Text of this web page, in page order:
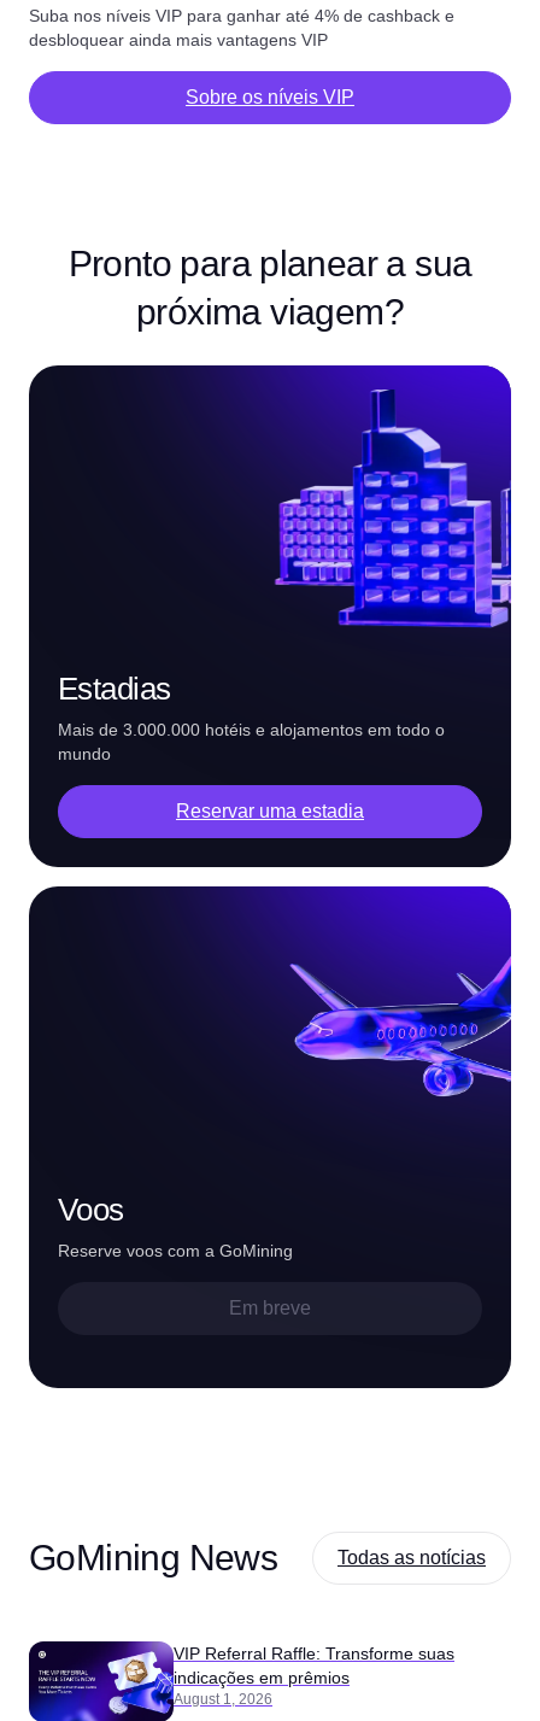
Suba nos níveis VIP para ganhar até 4% de cashback e
desbloquear ainda mais vantagens VIP
Sobre os níveis VIP
Pronto para planear a sua
próxima viagem?
Estadias
Mais de 3.000.000 hotéis e alojamentos em todo o
mundo
Reservar uma estadia
Voos
Reserve voos com a GoMining
Em breve
GoMining News Todas as notícias
VIP Referral Raffle: Transforme suas
indicações em prêmios
August 1, 2026